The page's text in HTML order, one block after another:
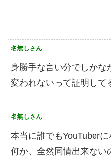
名無しさん
身勝手な言い分でしか
変われないって証明し
名無しさん
本当に誰でもYouTuberに
何か、全然同情出来ない